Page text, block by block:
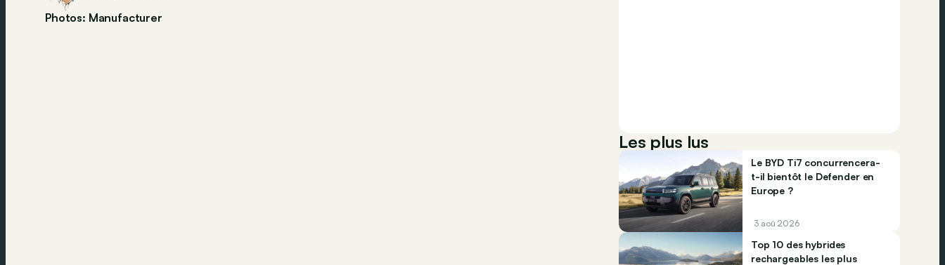
Photos: Manufacturer
Les plus lus
Le BYD Ti7 concurrencera-
t-il bientôt le Defender en
Europe ?
3 aoû 2026
Top 10 des hybrides
rechargeables les plus